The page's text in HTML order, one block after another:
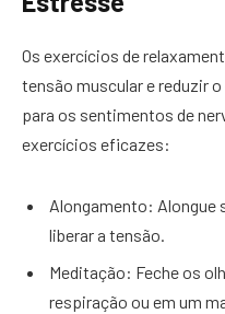
Os exercícios de
tensão muscular e reduzir
para os sentimentos de
exercícios eficazes:
Alongamento: Alongue
liberar a tensão.
Meditação: Feche os
respiração ou em um